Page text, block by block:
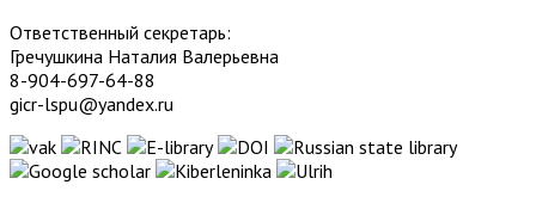
Ответственный секретарь:
Гречушкина Наталия Валерьевна
8-904-697-64-88
gicr-lspu@yandex.ru